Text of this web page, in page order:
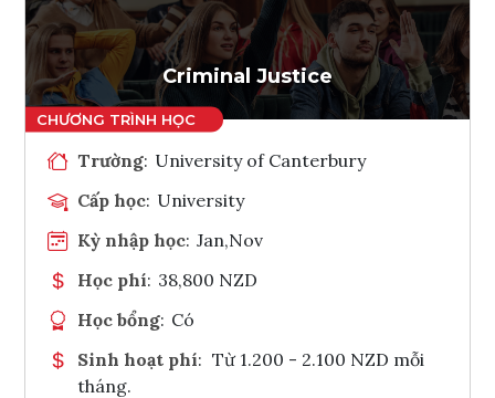
Tham vấn Interlink
Criminal Justice
Trường: University of Canterbury
Cấp học: University
Kỳ nhập học: Jan,Nov
Học phí: 38,800 NZD
Học bổng: Có
Sinh hoạt phí: Từ 1.200 - 2.100 NZD mỗi
tháng.